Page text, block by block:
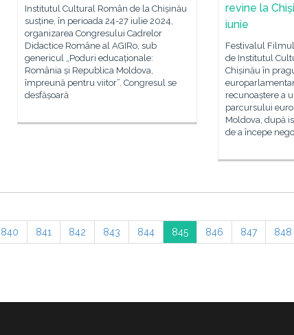
Institutul Cultural Român de la Chișinău
susține, în perioada 24-27 iulie 2024,
organizarea Congresului Cadrelor
Didactice Române al AGIRo, sub
genericul „Poduri educaționale:
România și Republica Moldova,
împreună pentru viitor”. Congresul se
desfășoară
revine la
iunie
Festivalul
de Institutul
Chișinău în
recunoaștere a
parcursului
Moldova, după
de a începe
840 841 842 843 844 845 846 847 848